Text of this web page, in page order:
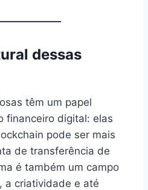
dessas
têm um papel
financeiro digital: elas
pode ser mais
de transferência de
é também um campo
a criatividade e até